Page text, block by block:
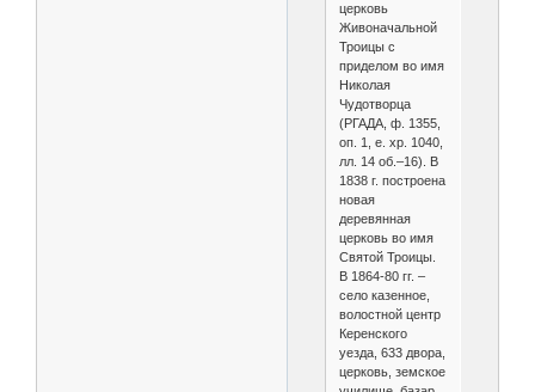
церковь
Живоначальной
Троицы с
приделом во имя
Николая
Чудотворца
(РГАДА, ф. 1355,
оп. 1, е. хр. 1040,
лл. 14 об.–16). В
1838 г. построена
новая
деревянная
церковь во имя
Святой Троицы.
В 1864-80 гг. –
село казенное,
волостной центр
Керенского
уезда, 633 двора,
церковь, земское